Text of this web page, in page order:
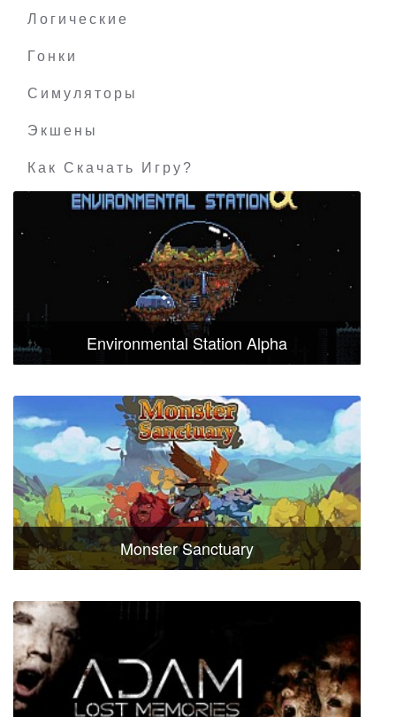
Логические
Гонки
Симуляторы
Экшены
Как Скачать Игру?
Environmental Station Alpha
Monster Sanctuary